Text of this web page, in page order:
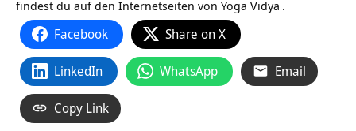
findest du auf den Internetseiten von Yoga Vidya .
Facebook Share on X
LinkedIn WhatsApp Email
Copy Link